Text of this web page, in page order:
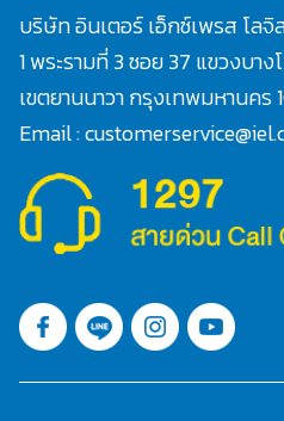
บริษัท อินเตอร์ เอ็กซ์เพรส โล
1 พระรามที่ 3 ซอย 37 แขวงบา
เขตยานนาวา กรุงเทพมหานคร
Email :